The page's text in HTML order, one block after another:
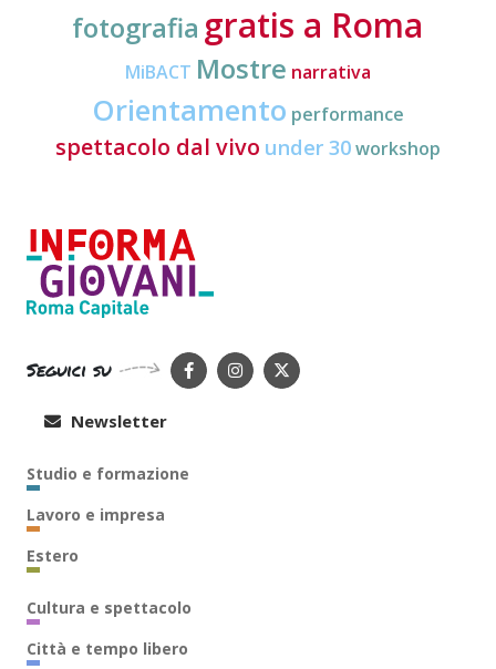
fotografia gratis a Roma
MiBACT Mostre narrativa
Orientamento performance
spettacolo dal vivo under 30workshop
Seguici su
Newsletter
Studio e formazione
Lavoro e impresa
Estero
Cultura e spettacolo
Città e tempo libero